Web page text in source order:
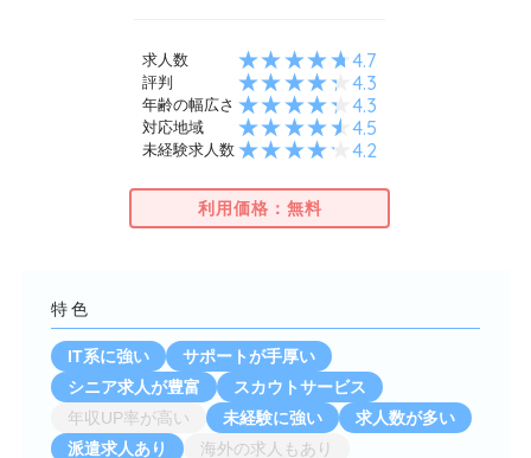
求人数 4.7
評判 4.3
年齢の幅広さ 4.3
対応地域 4.5
未経験求人数 4.2
利用価格：無料
特色
IT系に強い
サポートが手厚い
シニア求人が豊富
スカウトサービス
年収UP率が高い
未経験に強い
求人数が多い
派遣求人あり
海外の求人もあり